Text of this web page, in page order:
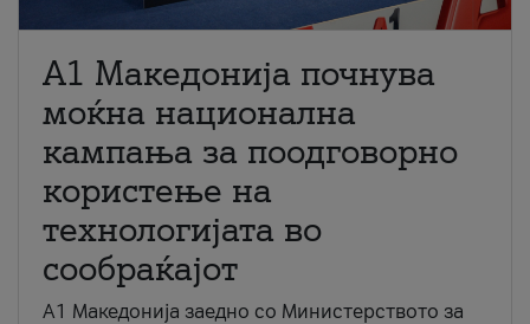
A1 Македонија почнува
моќна национална
кампања за поодговорно
користење на
технологијата во
сообраќајот
A1 Македонија заедно со Министерството за